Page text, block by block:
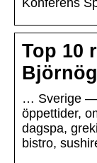
Konferens
Top 10
… Sverige —
öppettider,
dagspa,
bistro,